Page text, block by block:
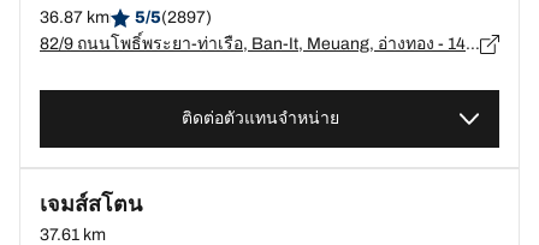
36.87 km 5/5(2897)
82/9 ถนนโพธิ์พระยา-ท่าเรือ, Ban-It, Meuang, อ่างทอง - 14000
ติดต่อตัวแทนจำหน่าย
เจมส์สโตน
37.61 km